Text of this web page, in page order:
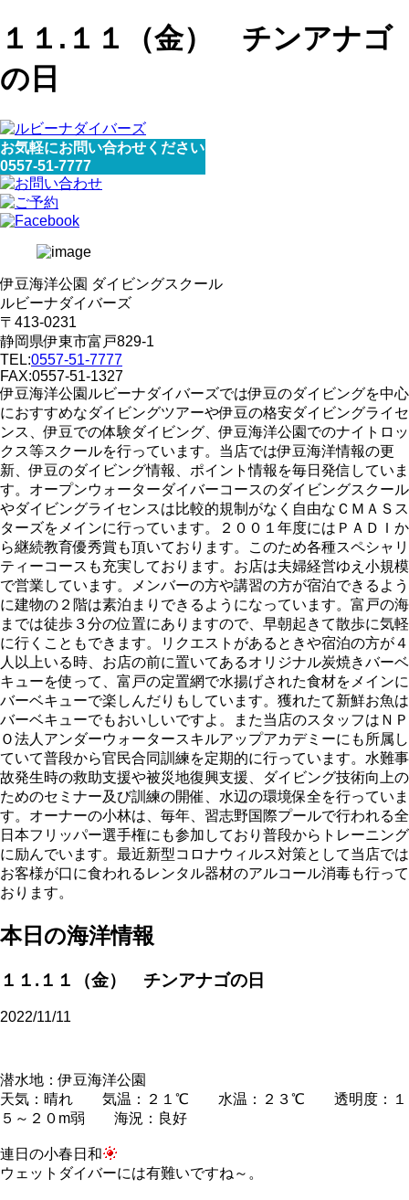
１１.１１（金） チンアナゴ
の日
お気軽にお問い合わせください
0557-51-7777
伊豆海洋公園 ダイビングスクール
ルビーナダイバーズ
〒413-0231
静岡県伊東市富戸829-1
TEL:0557-51-7777
FAX:0557-51-1327
伊豆海洋公園ルビーナダイバーズでは伊豆のダイビングを中心
におすすめなダイビングツアーや伊豆の格安ダイビングライセ
ンス、伊豆での体験ダイビング、伊豆海洋公園でのナイトロッ
クス等スクールを行っています。当店では伊豆海洋情報の更
新、伊豆のダイビング情報、ポイント情報を毎日発信していま
す。オープンウォーターダイバーコースのダイビングスクール
やダイビングライセンスは比較的規制がなく自由なＣＭＡＳス
ターズをメインに行っています。２００１年度にはＰＡＤＩか
ら継続教育優秀賞も頂いております。このため各種スペシャリ
ティーコースも充実しております。お店は夫婦経営ゆえ小規模
で営業しています。メンバーの方や講習の方が宿泊できるよう
に建物の２階は素泊まりできるようになっています。富戸の海
までは徒歩３分の位置にありますので、早朝起きて散歩に気軽
に行くこともできます。リクエストがあるときや宿泊の方が４
人以上いる時、お店の前に置いてあるオリジナル炭焼きバーベ
キューを使って、富戸の定置網で水揚げされた食材をメインに
バーベキューで楽しんだりもしています。獲れたて新鮮お魚は
バーベキューでもおいしいですよ。また当店のスタッフはＮＰ
Ｏ法人アンダーウォータースキルアップアカデミーにも所属し
ていて普段から官民合同訓練を定期的に行っています。水難事
故発生時の救助支援や被災地復興支援、ダイビング技術向上の
ためのセミナー及び訓練の開催、水辺の環境保全を行っていま
す。オーナーの小林は、毎年、習志野国際プールで行われる全
日本フリッパー選手権にも参加しており普段からトレーニング
に励んでいます。最近新型コロナウィルス対策として当店では
お客様が口に食われるレンタル器材のアルコール消毒も行って
おります。
本日の海洋情報
１１.１１（金） チンアナゴの日
2022/11/11
潜水地：伊豆海洋公園
天気：晴れ 気温：２１℃ 水温：２３℃ 透明度：１
５～２０m弱 海況：良好
連日の小春日和
ウェットダイバーには有難いですね～。